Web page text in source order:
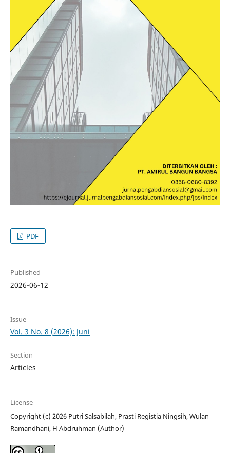
PDF
Published
2026-06-12
Issue
Vol. 3 No. 8 (2026): Juni
Section
Articles
License
Copyright (c) 2026 Putri Salsabilah, Prasti Registia Ningsih, Wulan
Ramandhani, H Abdruhman (Author)